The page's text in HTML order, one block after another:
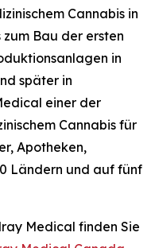
Cannabis in
Bau der ersten
in
später in
einer der
Cannabis für
Apotheken,
Ländern und auf fünf
Medical finden Sie